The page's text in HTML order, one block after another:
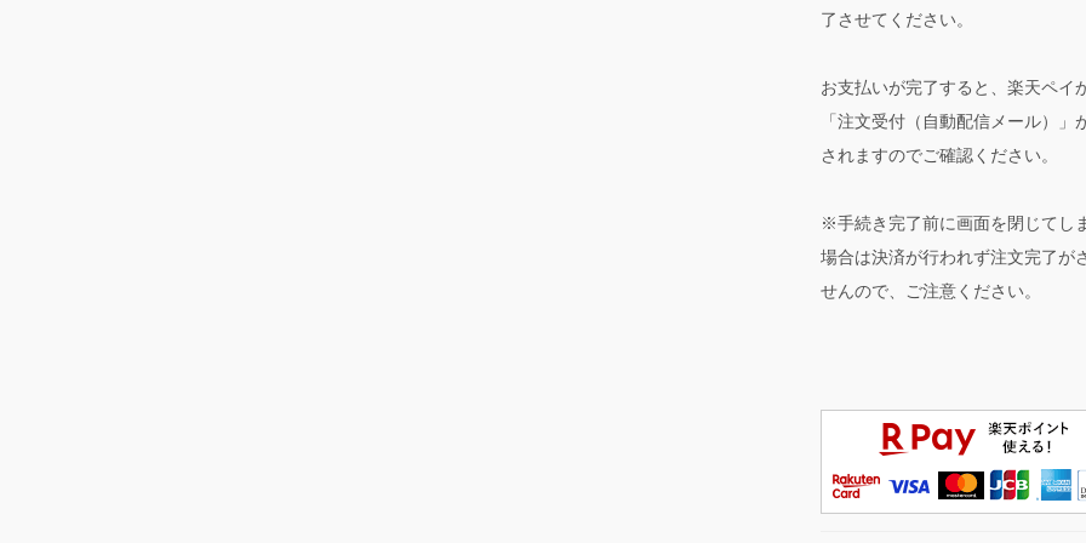
了させてください。
お支払いが完了すると、楽天ペイ
「注文受付（自動配信メール）」
されますのでご確認ください。
※手続き完了前に画面を閉じてし
場合は決済が行われず注文完了が
せんので、ご注意ください。